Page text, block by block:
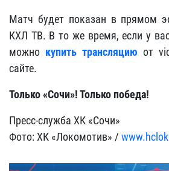
Матч будет показан в прямом
КХЛ ТВ. В то же время, если у
можно купить трансляцию от
сайте.
Только «Сочи»! Только победа!
Пресс-служба ХК «Сочи»
Фото: ХК «Локомотив» /